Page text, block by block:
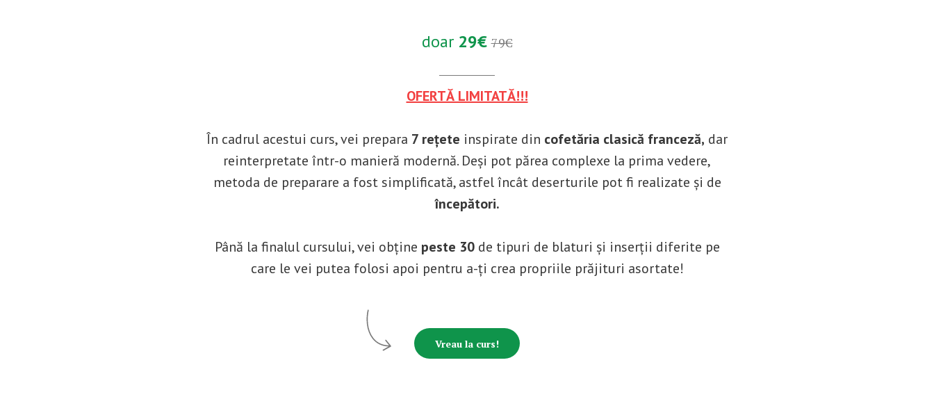
doar29€79€
OFERTĂ LIMITATĂ!!!
În cadrul acestui curs, vei prepara 7 rețete inspirate din cofetăria clasică franceză, dar
reinterpretate într-o manieră modernă. Deși pot părea complexe la prima vedere,
metoda de preparare a fost simplificată, astfel încât deserturile pot fi realizate și de
începători.
Până la finalul cursului, vei obține peste 30 de tipuri de blaturi și inserții diferite pe
care le vei putea folosi apoi pentru a-ți crea propriile prăjituri asortate!
Vreau la curs!